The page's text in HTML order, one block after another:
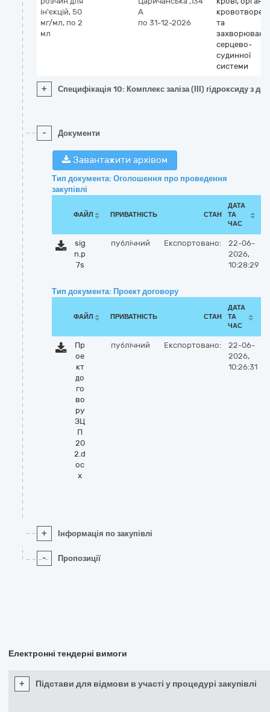
ін'єкцій, 50
мг/мл, по 2
мл
А
по 31-12-2026
та
захворювань
серцево-
судинної
системи
+ Специфікація 10: Комплекс заліза (ІІІ) гідроксиду з
- Документи
Завантажити архівом
Тип документа: Оголошення про проведення
закупівлі
ФАЙЛ ПРИВАТНІСТЬ СТАН
ДАТА
ТА
ЧАС
sig
n.p
7s
публічний Експортовано:
22-06-
2026,
10:28:29
Тип документа: Проект договору
ФАЙЛ ПРИВАТНІСТЬ СТАН
ДАТА
ТА
ЧАС
Пр
ое
кт
до
го
во
ру
ЗЦ
П
20
2.d
oc
x
публічний Експортовано:
22-06-
2026,
10:26:31
+ Інформація по закупівлі
- Пропозиції
Електронні тендерні вимоги
+ Підстави для відмови в участі у процедурі закупівлі